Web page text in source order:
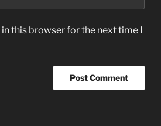
this browser for the next time I